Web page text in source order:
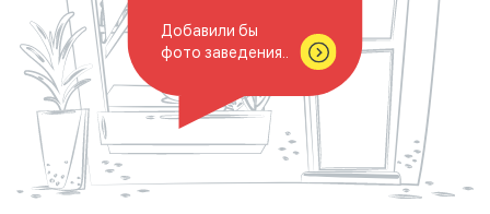
Добавили бы
фото заведения..